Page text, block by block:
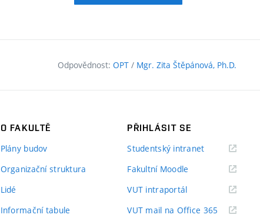
Odpovědnost: OPT / Mgr. Zita Štěpánová, Ph.D.
O FAKULTĚ
Plány budov
Organizační struktura
Lidé
Informační tabule
PŘIHLÁSIT SE
Studentský intranet(externí
Fakultní Moodle
VUT intraportál(externí
VUT mail na Office 365 (externí